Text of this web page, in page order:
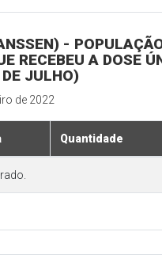
-
RECEBEU A DOSE
JULHO)
de 2022
Quantidade